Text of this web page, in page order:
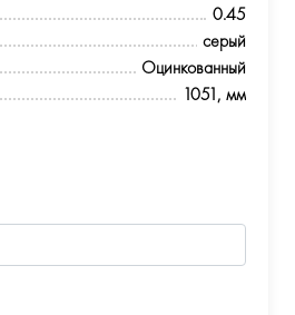
0.45
серый
Оцинкованный
1051, мм